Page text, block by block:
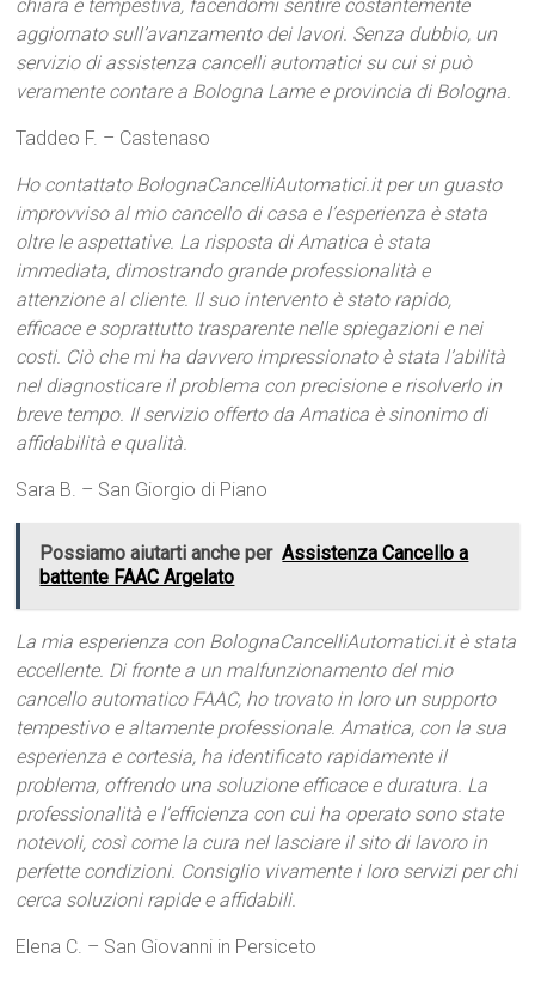
chiara e tempestiva, facendomi sentire costantemente
aggiornato sull’avanzamento dei lavori. Senza dubbio, un
servizio di assistenza cancelli automatici su cui si può
veramente contare a Bologna Lame e provincia di Bologna.
Taddeo F. – Castenaso
Ho contattato BolognaCancelliAutomatici.it per un guasto
improvviso al mio cancello di casa e l’esperienza è stata
oltre le aspettative. La risposta di Amatica è stata
immediata, dimostrando grande professionalità e
attenzione al cliente. Il suo intervento è stato rapido,
efficace e soprattutto trasparente nelle spiegazioni e nei
costi. Ciò che mi ha davvero impressionato è stata l’abilità
nel diagnosticare il problema con precisione e risolverlo in
breve tempo. Il servizio offerto da Amatica è sinonimo di
affidabilità e qualità.
Sara B. – San Giorgio di Piano
Possiamo aiutarti anche per Assistenza Cancello a
battente FAAC Argelato
La mia esperienza con BolognaCancelliAutomatici.it è stata
eccellente. Di fronte a un malfunzionamento del mio
cancello automatico FAAC, ho trovato in loro un supporto
tempestivo e altamente professionale. Amatica, con la sua
esperienza e cortesia, ha identificato rapidamente il
problema, offrendo una soluzione efficace e duratura. La
professionalità e l’efficienza con cui ha operato sono state
notevoli, così come la cura nel lasciare il sito di lavoro in
perfette condizioni. Consiglio vivamente i loro servizi per chi
cerca soluzioni rapide e affidabili.
Elena C. – San Giovanni in Persiceto